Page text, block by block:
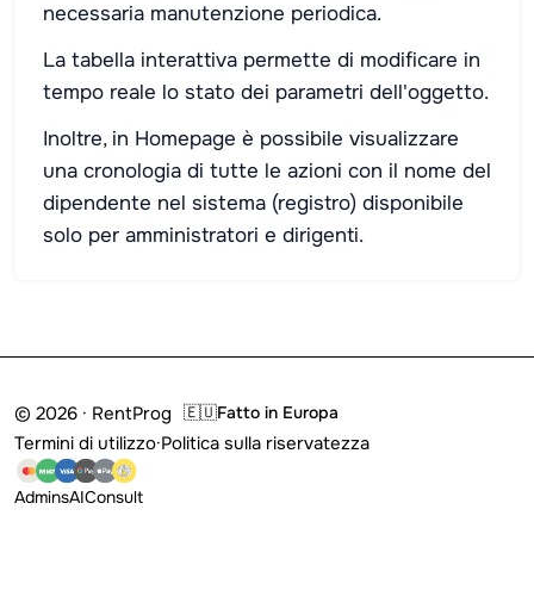
necessaria manutenzione periodica.
La tabella interattiva permette di modificare in
tempo reale lo stato dei parametri dell'oggetto.
Inoltre, in Homepage è possibile visualizzare
una cronologia di tutte le azioni con il nome del
dipendente nel sistema (registro) disponibile
solo per amministratori e dirigenti.
© 2026 · RentProg 🇪🇺Fatto in Europa
Termini di utilizzo·Politica sulla riservatezza
AdminsAIConsult